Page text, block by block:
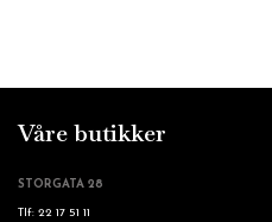
Våre butikker
STORGATA 28
Tlf: 22 17 51 11